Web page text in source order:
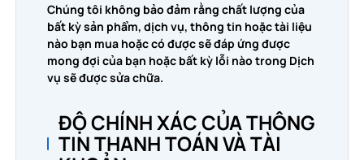
Chúng tôi không bảo đảm rằng chất lượng của
bất kỳ sản phẩm, dịch vụ, thông tin hoặc tài liệu
nào bạn mua hoặc có được sẽ đáp ứng được
mong đợi của bạn hoặc bất kỳ lỗi nào trong Dịch
vụ sẽ được sửa chữa.
ĐỘ CHÍNH XÁC CỦA THÔNG
TIN THANH TOÁN VÀ TÀI